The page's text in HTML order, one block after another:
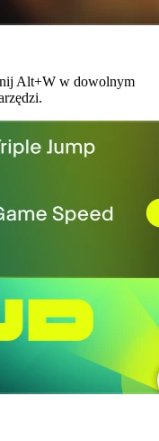
Alt+W w dowolnym